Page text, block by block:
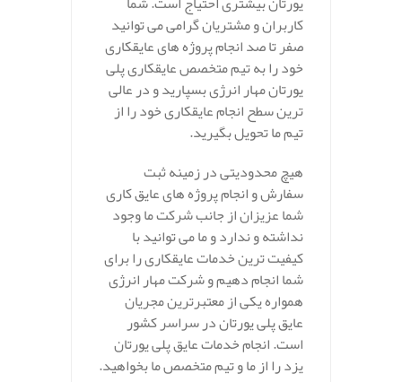
کاربران و مشتریان گرامی می توانید
صفر تا صد انجام پروژه های عایقکاری
خود را به تیم متخصص عایقکاری پلی
یورتان مهار انرژی بسپارید و در عالی
ترین سطح انجام عایقکاری خود را از
تیم ما تحویل بگیرید.
هیچ محدودیتی در زمینه ثبت
سفارش و انجام پروژه های عایق کاری
شما عزیزان از جانب شرکت ما وجود
نداشته و ندارد و ما می توانید با
کیفیت ترین خدمات عایقکاری را برای
شما انجام دهیم و شرکت مهار انرژی
همواره یکی از معتبرترین مجریان
عایق پلی یورتان در سراسر کشور
است. انجام خدمات عایق پلی یورتان
یزد را از ما و تیم متخصص ما بخواهید.